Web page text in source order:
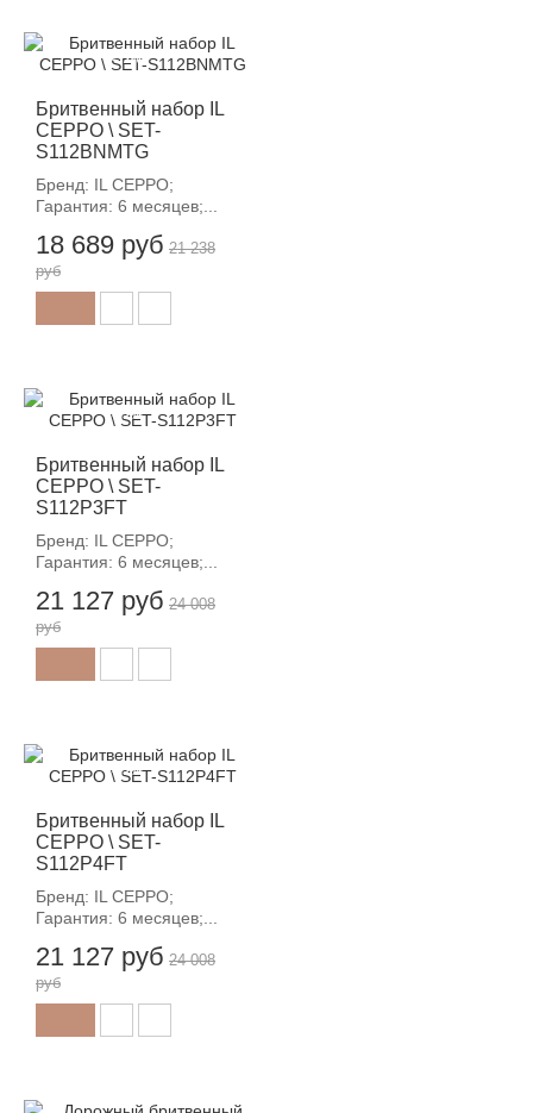
Бритвенный набор IL
CEPPO \ SET-
S112BNMTG
Бренд: IL CEPPO;
Гарантия: 6 месяцев;...
18 689 руб
-12%
21 238
руб
Бритвенный набор IL
CEPPO \ SET-
S112P3FT
Бренд: IL CEPPO;
Гарантия: 6 месяцев;...
21 127 руб
-12%
24 008
руб
Бритвенный набор IL
CEPPO \ SET-
S112P4FT
Бренд: IL CEPPO;
Гарантия: 6 месяцев;...
21 127 руб
-12%
24 008
руб